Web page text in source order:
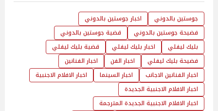
جوستين بالدوني
اخبار جوستين بالدوني
فضيحة جوستين بالدوني
قضية جوستين بالدوني
بليك ليفلي
اخبار بليك ليفلي
قضية بليك ليفلي
فضيحة بليك ليفلي
اخبار الفن
اخبار الفنانين
اخبار الفنانين الاجانب
اخبار السينما
اخبار الافلام الاجنبية
اخبار الافلام الاجنبية الجديدة
اخبار الافلام الاجنبية الجديدة المترجمة